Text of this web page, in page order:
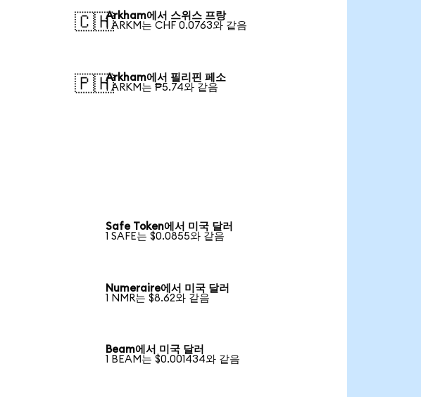
🇨🇭Arkham에서 스위스 프랑
1 ARKM는 CHF 0.0763와 같음
🇵🇭Arkham에서 필리핀 페소
1 ARKM는 ₱5.74와 같음
Safe Token에서 미국 달러
1 SAFE는 $0.0855와 같음
Numeraire에서 미국 달러
1 NMR는 $8.62와 같음
Beam에서 미국 달러
1 BEAM는 $0.001434와 같음